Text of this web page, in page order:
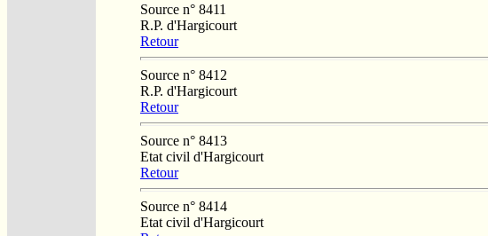
Source n° 8411
R.P. d'Hargicourt
Retour
Source n° 8412
R.P. d'Hargicourt
Retour
Source n° 8413
Etat civil d'Hargicourt
Retour
Source n° 8414
Etat civil d'Hargicourt